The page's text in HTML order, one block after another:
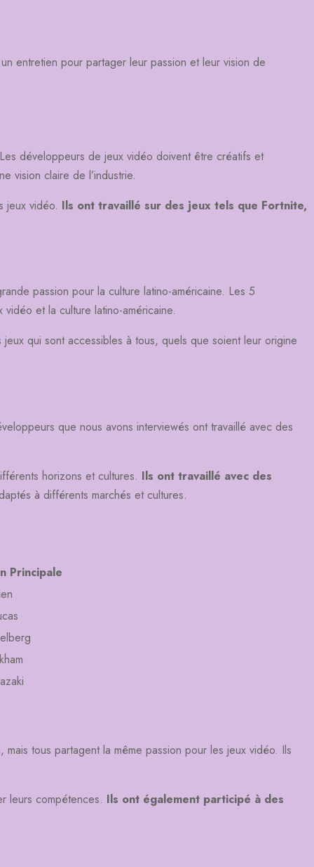
entretien pour partager leur passion et leur vision de
développeurs de jeux vidéo doivent être créatifs et
vision claire de l’industrie.
jeux vidéo. Ils ont travaillé sur des jeux tels que Fortnite,
passion pour la culture latino-américaine. Les 5
et la culture latino-américaine.
qui sont accessibles à tous, quels que soient leur origine
que nous avons interviewés ont travaillé avec des
horizons et cultures. Ils ont travaillé avec des
à différents marchés et cultures.
Principale
tous partagent la même passion pour les jeux vidéo. Ils
leurs compétences. Ils ont également participé à des